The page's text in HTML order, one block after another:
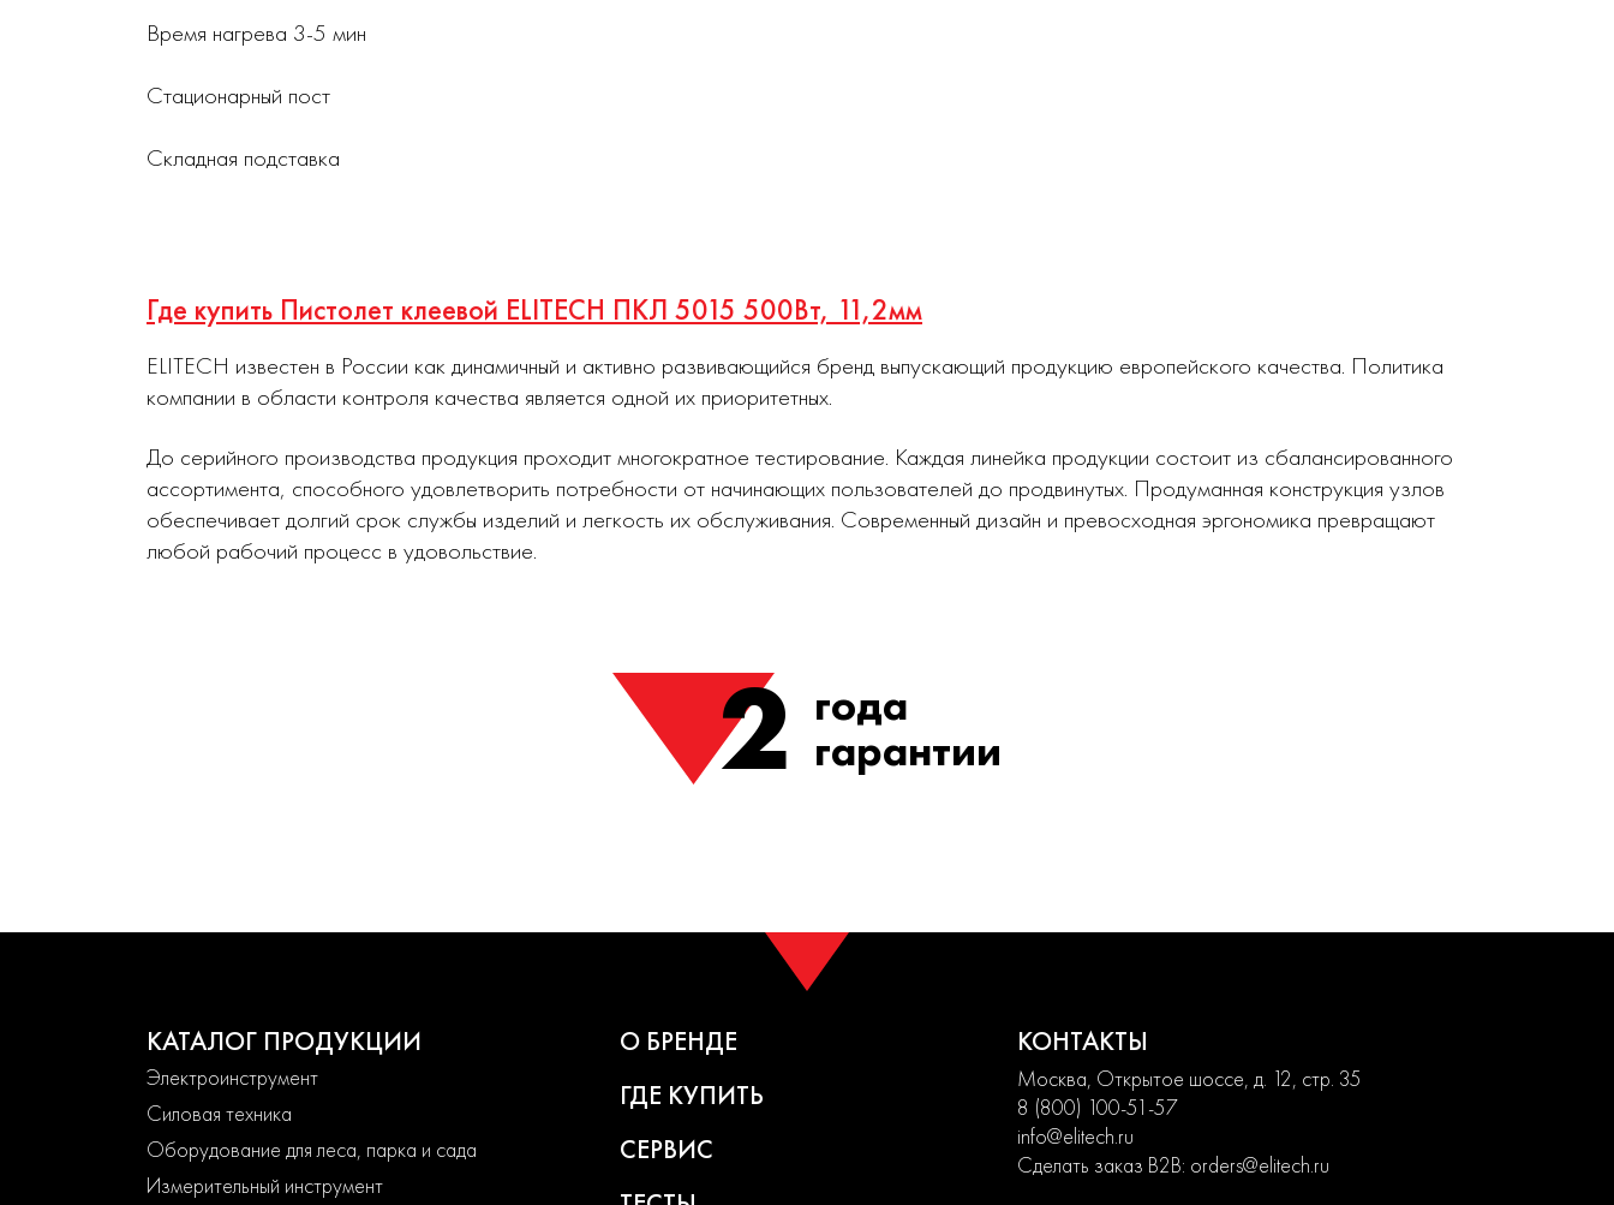
Время нагрева 3-5 мин
Стационарный пост
Складная подставка
Где купить Пистолет клеевой ELITECH ПКЛ 5015 500Вт, 11,2мм
ELITECH известен в России как динамичный и активно развивающийся бренд выпускающий продукцию европейского качества. Политика
компании в области контроля качества является одной их приоритетных.
До серийного производства продукция проходит многократное тестирование. Каждая линейка продукции состоит из сбалансированного
ассортимента, способного удовлетворить потребности от начинающих пользователей до продвинутых. Продуманная конструкция узлов
обеспечивает долгий срок службы изделий и легкость их обслуживания. Современный дизайн и превосходная эргономика превращают
любой рабочий процесс в удовольствие.
2 года
гарантии
КАТАЛОГ ПРОДУКЦИИ
Электроинструмент
Силовая техника
Оборудование для леса, парка и сада
Измерительный инструмент
О БРЕНДЕ
ГДЕ КУПИТЬ
СЕРВИС
КОНТАКТЫ
Москва, Открытое шоссе, д. 12, стр. 35
8 (800) 100-51-57
info@elitech.ru
Сделать заказ B2B: orders@elitech.ru